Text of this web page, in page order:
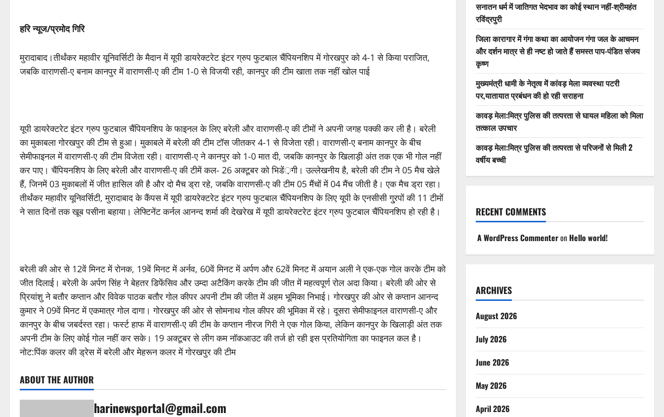
हरि न्यूज/प्रमोद गिरि
मुरादाबाद।तीर्थंकर महावीर यूनिवर्सिटी के मैदान में यूपी डायरेक्टरेट इंटर ग्रुप फुटबाल चैंपियनशिप में गोरखपुर को 4-1 से किया पराजित,
जबकि वाराणसी-ए बनाम कानपुर में वाराणसी-ए की टीम 1-0 से विजयी रही, कानपुर की टीम खाता तक नहीं खोल पाई
यूपी डायरेक्टरेट इंटर ग्रुप फुटबाल चैंपियनशिप के फाइनल के लिए बरेली और वाराणसी-ए की टीमों ने अपनी जगह पक्की कर ली है। बरेली
का मुकाबला गोरखपुर की टीम से हुआ। मुकाबले में बरेली की टीम टॉस जीतकर 4-1 से विजेता रही। वाराणसी-ए बनाम कानपुर के बीच
सेमीफाइनल में वाराणसी-ए की टीम विजेता रही। वाराणसी-ए ने कानपुर को 1-0 मात दी, जबकि कानपुर के खिलाड़ी अंत तक एक भी गोल नहीं
कर पाए। चैंपियनशिप के लिए बरेली और वाराणसी-ए की टीमें कल- 26 अक्टूबर को भिडें़गी। उल्लेखनीय है, बरेली की टीम ने 05 मैच खेले
हैं, जिनमें 03 मुकाबलों में जीत हासिल की है और दो मैच ड्रा रहे, जबकि वाराणसी-ए की टीम 05 मैंचों में 04 मैंच जीती है। एक मैच ड्रा रहा।
तीर्थंकर महावीर यूनिवर्सिटी, मुरादाबाद के कैंपस में यूपी डायरेक्टरेट इंटर ग्रुप फुटबाल चैंपियनशिप के लिए यूपी के एनसीसी गु्रपों की 11 टीमों
ने सात दिनों तक खूब पसीना बहाया। लेफ्टिनेंट कर्नल आनन्द शर्मा की देखरेख में यूपी डायरेक्टरेट इंटर ग्रुप फुटबाल चैंपियनशिप हो रही है।
बरेली की ओर से 12वें मिनट में रोनक, 19वें मिनट में अर्नव, 60वें मिनट में अर्पण और 62वें मिनट में अयान अली ने एक-एक गोल करके टीम को
जीत दिलाई। बरेली के अर्पण सिंह ने बेहतर डिफेंसिव और उम्दा अटैकिंग करके टीम की जीत में महत्वपूर्ण रोल अदा किया। बरेली की ओर से
प्रियांशु ने बतौर कप्तान और विवेक पाठक बतौर गोल कीपर अपनी टीम की जीत में अहम भूमिका निभाई। गोरखपुर की ओर से कप्तान आनन्द
कुमार ने 09वें मिनट में एकमात्र गोल दागा। गोरखपुर की ओर से सोमनाथ गोल कीपर की भूमिका में रहे। दूसरा सेमीफाइनल वाराणसी-ए और
कानपुर के बीच जबर्दस्त रहा। फर्स्ट हाफ में वाराणसी-ए की टीम के कप्तान नीरज गिरी ने एक गोल किया, लेकिन कानपुर के खिलाड़ी अंत तक
अपनी टीम के लिए कोई गोल नहीं कर सके। 19 अक्टूबर से लीग कम नॉकआउट की तर्ज हो रही इस प्रतियोगिता का फाइनल कल है।
नोट:पिंक कलर की ड्रेस में बरेली और मेहरून कलर में गोरखपुर की टीम
ABOUT THE AUTHOR
harinewsportal@gmail.com
सनातन धर्म में जातिगत भेदभाव का कोई स्थान नहीं-श्रीमहंत
रविंद्रपुरी
जिला कारागार में गंगा कथा का आयोजन गंगा जल के आचमन
और दर्शन मात्र से ही नष्ट हो जाते हैं समस्त पाप-पंडित संजय
कृष्ण
मुख्यमंत्री धामी के नेतृत्व में कांवड़ मेला व्यवस्था पटरी
पर,यातायात प्रबंधन की हो रही सराहना
कावड़ मेला:मित्र पुलिस की तत्परता से घायल महिला को मिला
तत्काल उपचार
कावड़ मेला:मित्र पुलिस की तत्परता से परिजनों से मिली 2
वर्षीय बच्ची
RECENT COMMENTS
A WordPress Commenteron Hello world!
ARCHIVES
August 2026
July 2026
June 2026
May 2026
April 2026